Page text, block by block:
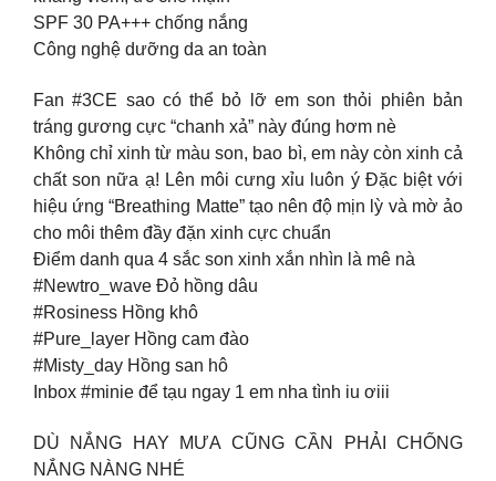
SPF 30 PA+++ chống nắng
Công nghệ dưỡng da an toàn
Fan #3CE sao có thể bỏ lỡ em son thỏi phiên bản
tráng gương cực “chanh xả” này đúng hơm nè
Không chỉ xinh từ màu son, bao bì, em này còn xinh cả
chất son nữa ạ! Lên môi cưng xỉu luôn ý Đặc biệt với
hiệu ứng “Breathing Matte” tạo nên độ mịn lỳ và mờ ảo
cho môi thêm đầy đặn xinh cực chuẩn
Điểm danh qua 4 sắc son xinh xắn nhìn là mê nà
#Newtro_wave Đỏ hồng dâu
#Rosiness Hồng khô
#Pure_layer Hồng cam đào
#Misty_day Hồng san hô
Inbox #minie để tạu ngay 1 em nha tình iu ơiii
DÙ NẮNG HAY MƯA CŨNG CẦN PHẢI CHỐNG
NẮNG NÀNG NHÉ